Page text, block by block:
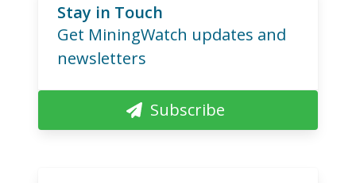
Stay in Touch
Get MiningWatch updates and
newsletters
Subscribe